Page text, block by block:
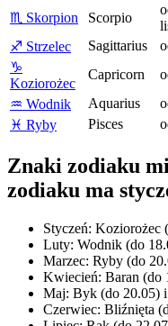
♏ Skorpion Scorpio
♐ Strzelec Sagittarius
♑
Koziorożec
Capricorn
♒ Wodnik Aquarius
♓ Ryby Pisces
Znaki zodiaku
zodiaku ma
Styczeń: Koziorożec
Luty: Wodnik (do
Marzec: Ryby (do
Kwiecień: Baran (do
Maj: Byk (do 20.05)
Czerwiec: Bliźnięta